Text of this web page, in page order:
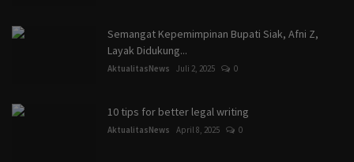
Semangat Kepemimpinan Bupati Siak, Afni Z,
Layak Didukung...
AktualitasNews Juli 2, 2025 0
10 tips for better legal writing
AktualitasNews April 8, 2025 0